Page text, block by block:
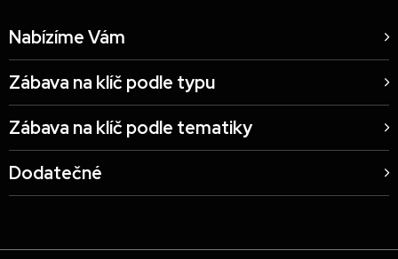
Nabízíme Vám
Zábava na klíč podle typu
Zábava na klíč podle tematiky
Dodatečné